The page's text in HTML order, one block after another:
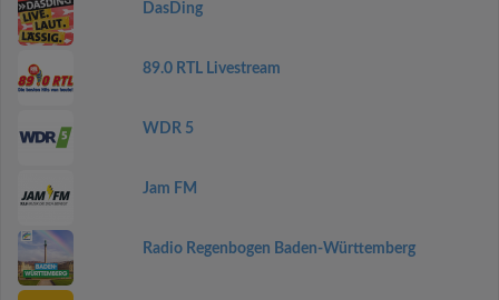
DasDing
89.0 RTL Livestream
WDR 5
Jam FM
Radio Regenbogen Baden-Württemberg